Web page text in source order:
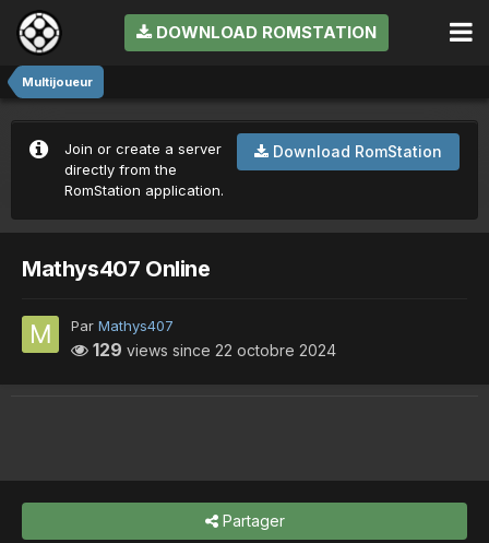
DOWNLOAD ROMSTATION
Multijoueur
Download RomStation
Join or create a server
directly from the
RomStation application.
Mathys407 Online
Par Mathys407
129 views since 22 octobre 2024
Partager